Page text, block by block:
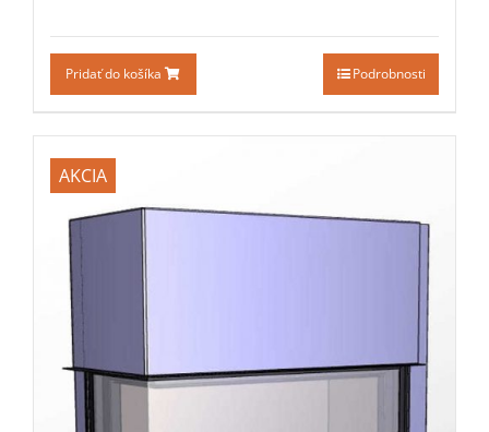
Pridať do košíka Podrobnosti
AKCIA